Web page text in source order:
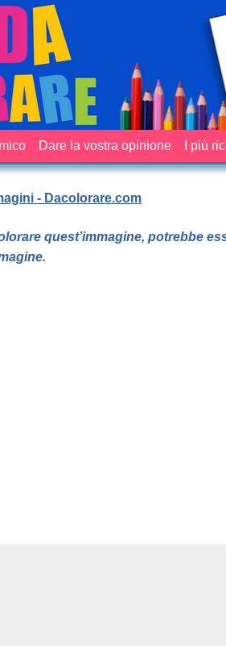
Dare la vostra opinione I più
- Dacolorare.com
quest’immagine, potrebbe